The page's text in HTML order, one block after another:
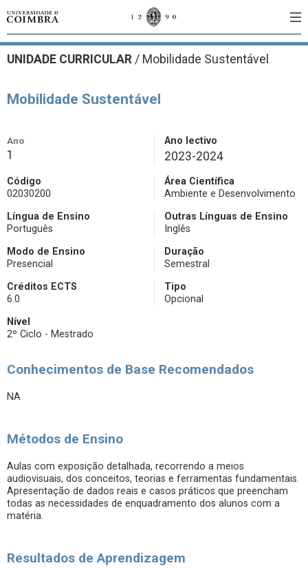
UNIDADE CURRICULAR / Mobilidade Sustentável
Mobilidade Sustentável
Ano
1
Ano lectivo
2023-2024
Código
02030200
Área Científica
Ambiente e Desenvolvimento
Língua de Ensino
Português
Outras Línguas de Ensino
Inglês
Modo de Ensino
Presencial
Duração
Semestral
Créditos ECTS
6.0
Tipo
Opcional
Nível
2º Ciclo - Mestrado
Conhecimentos de Base Recomendados
NA
Métodos de Ensino
Aulas com exposição detalhada, recorrendo a meios
audiovisuais, dos conceitos, teorias e ferramentas fundamentais.
Apresentação de dados reais e casos práticos que preencham
todas as necessidades de enquadramento dos alunos com a
matéria.
Resultados de Aprendizagem